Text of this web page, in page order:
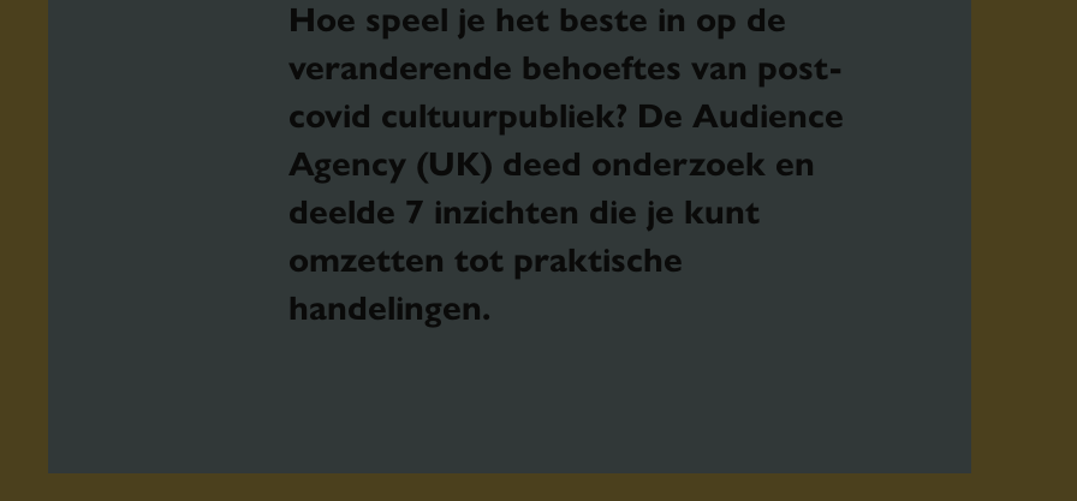
Hoe speel je het beste in op de
veranderende behoeftes van post-
covid cultuurpubliek? De Audience
Agency (UK) deed onderzoek en
deelde 7 inzichten die je kunt
omzetten tot praktische
handelingen.